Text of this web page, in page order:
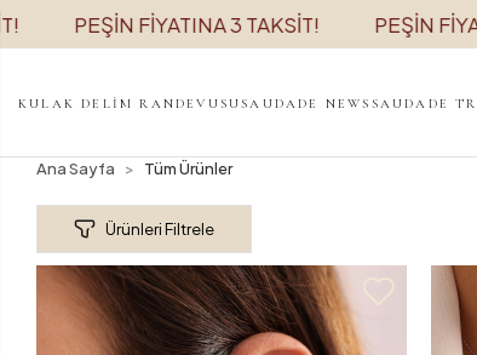
FİYATINA 3 TAKSİT! PEŞİN FİYATINA 3
KULAK DELİM RANDEVUSUSAUDADE NEWS SAUDADE
Ana Sayfa Tüm Ürünler
Ürünleri Filtrele